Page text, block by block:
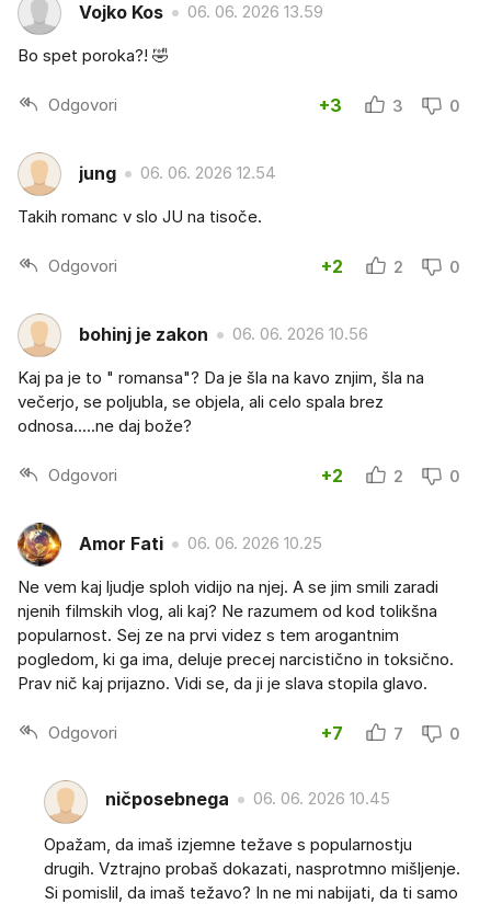
Vojko Kos 06. 06. 2026 13.59
Bo spet poroka?! 🤣
Odgovori +3 3 0
jung 06. 06. 2026 12.54
Takih romanc v slo JU na tisoče.
Odgovori +2 2 0
bohinj je zakon 06. 06. 2026 10.56
Kaj pa je to " romansa"? Da je šla na kavo znjim, šla na
večerjo, se poljubla, se objela, ali celo spala brez
odnosa.....ne daj bože?
Odgovori +2 2 0
Amor Fati 06. 06. 2026 10.25
Ne vem kaj ljudje sploh vidijo na njej. A se jim smili zaradi
njenih filmskih vlog, ali kaj? Ne razumem od kod tolikšna
popularnost. Sej ze na prvi videz s tem arogantnim
pogledom, ki ga ima, deluje precej narcistično in toksično.
Prav nič kaj prijazno. Vidi se, da ji je slava stopila glavo.
Odgovori +7 7 0
ničposebnega 06. 06. 2026 10.45
Opažam, da imaš izjemne težave s popularnostju
drugih. Vztrajno probaš dokazati, nasprotmno mišljenje.
Si pomislil, da imaš težavo? In ne mi nabijati, da ti samo